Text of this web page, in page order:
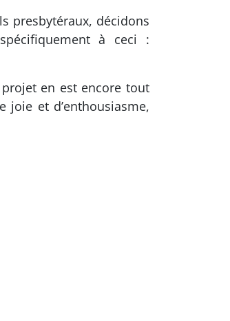
presbytéraux, décidons
à ceci :
projet en est encore tout
joie et d’enthousiasme,